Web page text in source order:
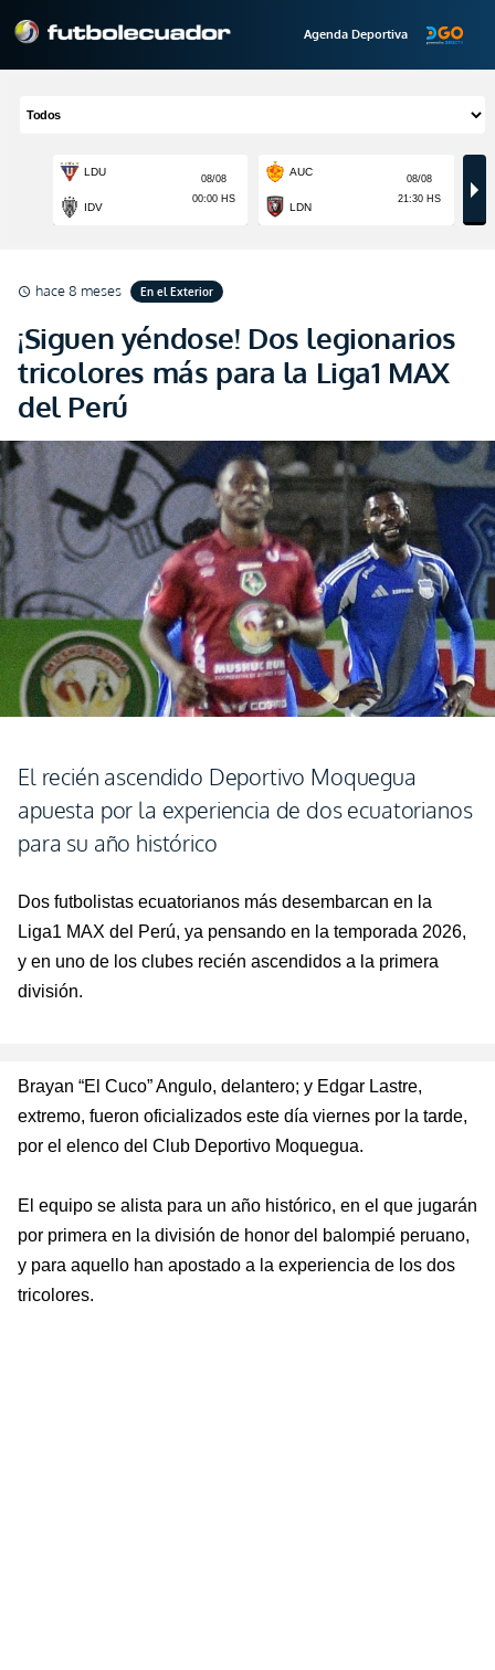
Agenda Deportiva
schedule hace 8 meses En el Exterior
¡Siguen yéndose! Dos legionarios
tricolores más para la Liga1 MAX
del Perú
El recién ascendido Deportivo Moquegua
apuesta por la experiencia de dos ecuatorianos
para su año histórico
Dos futbolistas ecuatorianos más desembarcan en la
Liga1 MAX del Perú, ya pensando en la temporada 2026,
y en uno de los clubes recién ascendidos a la primera
división.
Brayan “El Cuco” Angulo, delantero; y Edgar Lastre,
extremo, fueron oficializados este día viernes por la tarde,
por el elenco del Club Deportivo Moquegua.
El equipo se alista para un año histórico, en el que jugarán
por primera en la división de honor del balompié peruano,
y para aquello han apostado a la experiencia de los dos
tricolores.